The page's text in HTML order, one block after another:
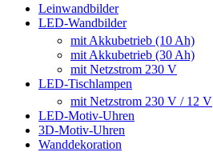
Leinwandbilder
LED-Wandbilder
mit Akkubetrieb (10 Ah)
mit Akkubetrieb (30 Ah)
mit Netzstrom 230 V
LED-Tischlampen
mit Netzstrom 230 V / 12 V
LED-Motiv-Uhren
3D-Motiv-Uhren
Wanddekoration